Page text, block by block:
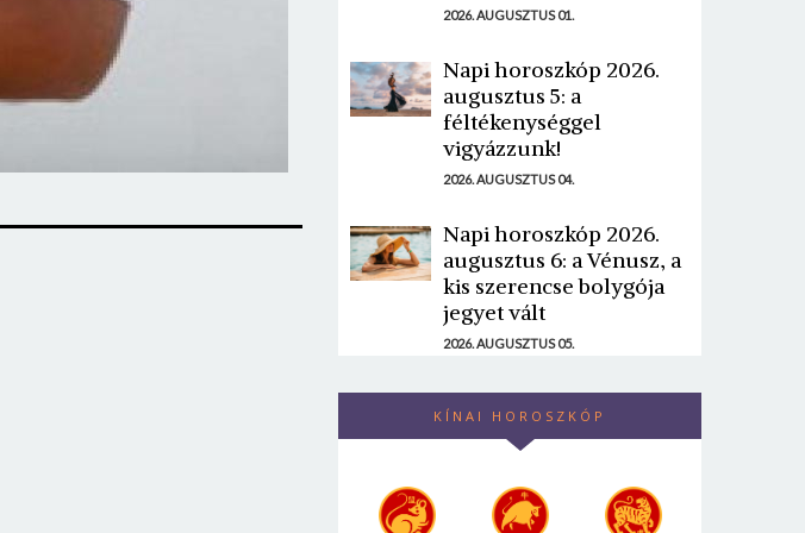
2026. AUGUSZTUS 01.
Napi horoszkóp 2026.
augusztus 5: a
féltékenységgel
vigyázzunk!
2026. AUGUSZTUS 04.
Napi horoszkóp 2026.
augusztus 6: a Vénusz, a
kis szerencse bolygója
jegyet vált
2026. AUGUSZTUS 05.
KÍNAI HOROSZKÓP